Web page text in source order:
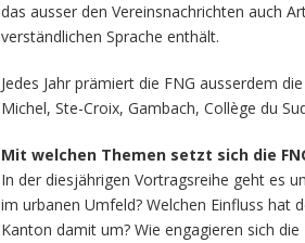
das ausser den Vereinsnachrichten auch
verständlichen Sprache enthält.
Jedes Jahr prämiert die FNG ausserdem
Michel, Ste-Croix, Gambach, Collège du
Mit welchen Themen setzt sich die
In der diesjährigen Vortragsreihe geht es
im urbanen Umfeld? Welchen Einfluss hat
Kanton damit um? Wie engagieren sich